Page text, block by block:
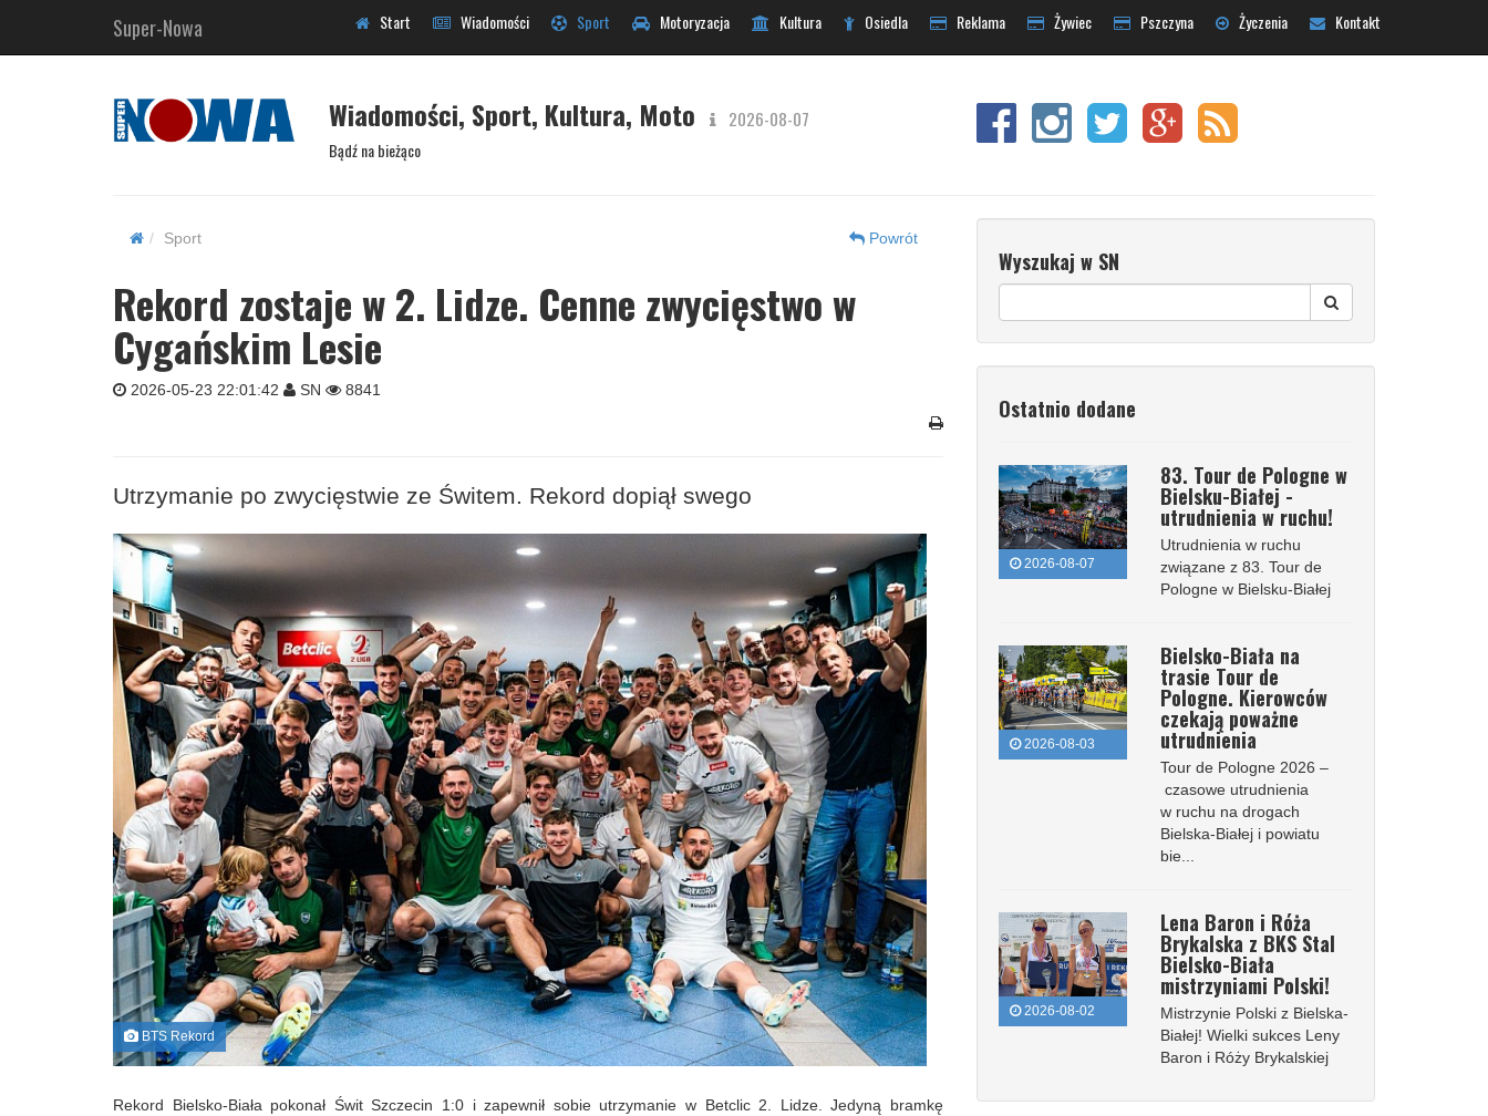
Super-Nowa Start Wiadomości Sport Motoryzacja Kultura Osiedla Reklama Żywiec Pszczyna Życzenia Kontakt
Wiadomości, Sport, Kultura, Moto 2026-08-07
Bądź na bieżąco
Sport Powrót
Rekord zostaje w 2. Lidze. Cenne zwycięstwo w
Cygańskim Lesie
2026-05-23 22:01:42 SN 8841
Utrzymanie po zwycięstwie ze Świtem. Rekord dopiął swego
BTS Rekord
Rekord Bielsko-Biała pokonał Świt Szczecin 1:0 i zapewnił sobie utrzymanie w Betclic 2. Lidze. Jedyną bramkę
Wyszukaj w SN
Ostatnio dodane
2026-08-07
83. Tour de Pologne w
Bielsku-Białej -
utrudnienia w ruchu!
Utrudnienia w ruchu
związane z 83. Tour de
Pologne w Bielsku-Białej
2026-08-03
Bielsko-Biała na
trasie Tour de
Pologne. Kierowców
czekają poważne
utrudnienia
Tour de Pologne 2026 –
czasowe utrudnienia
w ruchu na drogach
Bielska-Białej i powiatu
bie...
2026-08-02
Lena Baron i Róża
Brykalska z BKS Stal
Bielsko-Biała
mistrzyniami Polski!
Mistrzynie Polski z Bielska-
Białej! Wielki sukces Leny
Baron i Róży Brykalskiej